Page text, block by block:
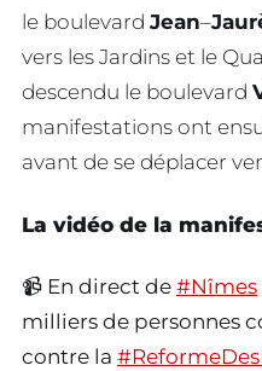
le boulevard Jean–
vers les Jardins et le
descendu le boulevard
manifestations ont
avant de se déplacer
La vidéo de la
📹 En direct de #Nîmes
milliers de personnes
contre la